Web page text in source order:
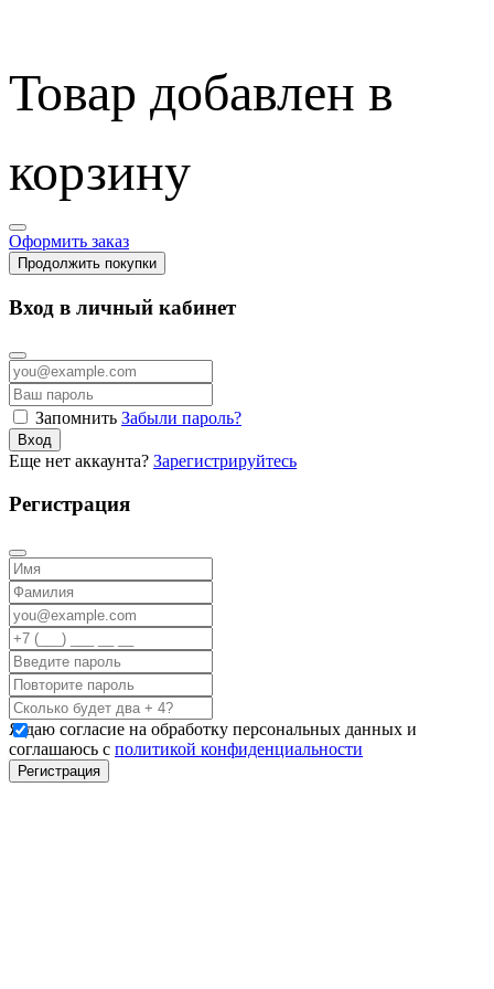
Товар добавлен в
корзину
Оформить заказ
Продолжить покупки
Вход в личный кабинет
Запомнить Забыли пароль?
Вход
Еще нет аккаунта? Зарегистрируйтесь
Регистрация
Я даю согласие на обработку персональных данных и
соглашаюсь с политикой конфиденциальности
Регистрация